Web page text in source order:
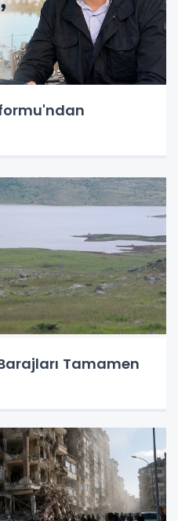
Tamamen